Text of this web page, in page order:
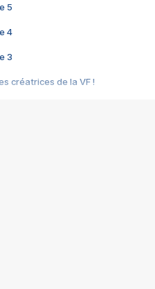
5
4
3
créatrices de la VF !